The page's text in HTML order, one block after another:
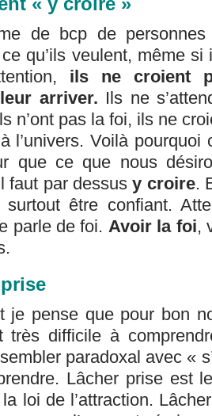
de bcp de
qu’ils veulent, même si
ils ne croient
arriver. Ils ne
n’ont pas la foi, ils ne
l’univers. Voilà
que ce que nous
faut par dessusy croire.
surtout être confiant.
parle de foi. Avoir la foi,
je pense que pour bon
très difficile à
paradoxal avec «
Lâcher prise est
loi de l’attraction.